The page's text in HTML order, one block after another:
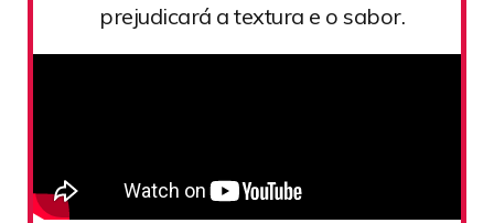
prejudicará a textura e o sabor.